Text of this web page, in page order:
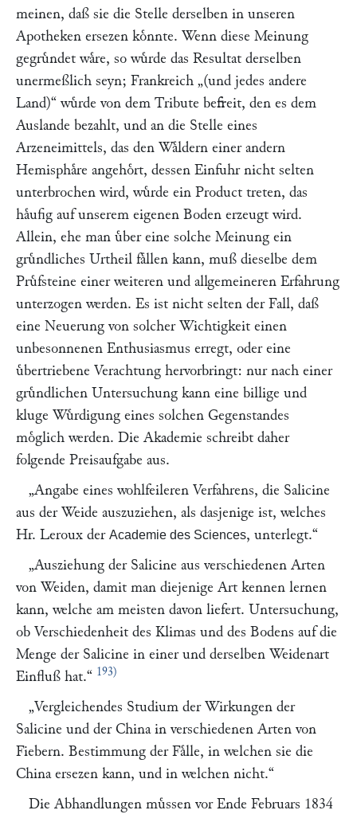
meinen, daß sie die Stelle derselben in unseren
Apotheken ersezen koͤnnte. Wenn diese Meinung
gegruͤndet waͤre, so wuͤrde das Resultat derselben
unermeßlich seyn; Frankreich „(und jedes andere
Land)“ wuͤrde von dem Tribute befreit, den es dem
Auslande bezahlt, und an die Stelle eines
Arzeneimittels, das den Waͤldern einer andern
Hemisphaͤre angehoͤrt, dessen Einfuhr nicht selten
unterbrochen wird, wuͤrde ein Product treten, das
haͤufig auf unserem eigenen Boden erzeugt wird.
Allein, ehe man uͤber eine solche Meinung ein
gruͤndliches Urtheil faͤllen kann, muß dieselbe dem
Pruͤfsteine einer weiteren und allgemeineren Erfahrung
unterzogen werden. Es ist nicht selten der Fall, daß
eine Neuerung von solcher Wichtigkeit einen
unbesonnenen Enthusiasmus erregt, oder eine
uͤbertriebene Verachtung hervorbringt: nur nach einer
gruͤndlichen Untersuchung kann eine billige und
kluge Wuͤrdigung eines solchen Gegenstandes
moͤglich werden. Die Akademie schreibt daher
folgende Preisaufgabe aus.
„Angabe eines wohlfeileren Verfahrens, die Salicine
aus der Weide auszuziehen, als dasjenige ist, welches
Hr. Leroux der Academie des Sciences, unterlegt.“
„Ausziehung der Salicine aus verschiedenen Arten
von Weiden, damit man diejenige Art kennen lernen
kann, welche am meisten davon liefert. Untersuchung,
ob Verschiedenheit des Klimas und des Bodens auf die
Menge der Salicine in einer und derselben Weidenart
Einfluß hat.“ 193)
„Vergleichendes Studium der Wirkungen der
Salicine und der China in verschiedenen Arten von
Fiebern. Bestimmung der Faͤlle, in welchen sie die
China ersezen kann, und in welchen nicht.“
Die Abhandlungen muͤssen vor Ende Februars 1834